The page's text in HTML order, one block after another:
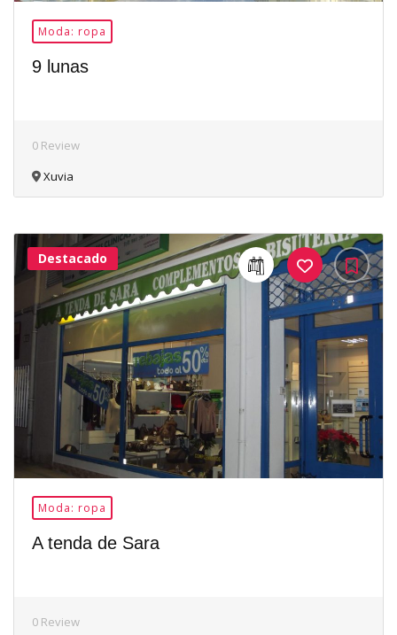
Moda: ropa
9 lunas
0 Review
Xuvia
40Me
Gusta
Destacado
Moda: ropa
A tenda de Sara
0 Review